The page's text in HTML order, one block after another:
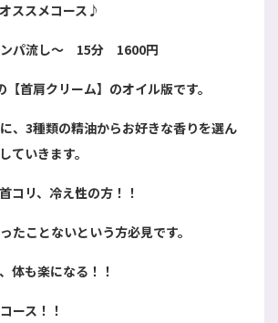
オススメコース♪
パ流し～ 15分 1600円
首肩クリーム】のオイル版です。
、3種類の精油からお好きな香りを選ん
ていきます。
コリ、冷え性の方！！
たことないという方必見です。
体も楽になる！！
ース！！